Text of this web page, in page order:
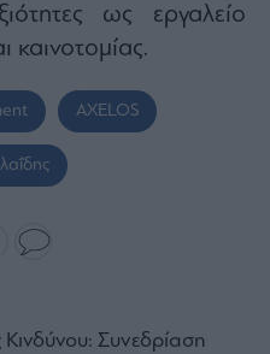
ως εργαλείο
καινοτομίας.
AXELOS
Κινδύνου: Συνεδρίαση